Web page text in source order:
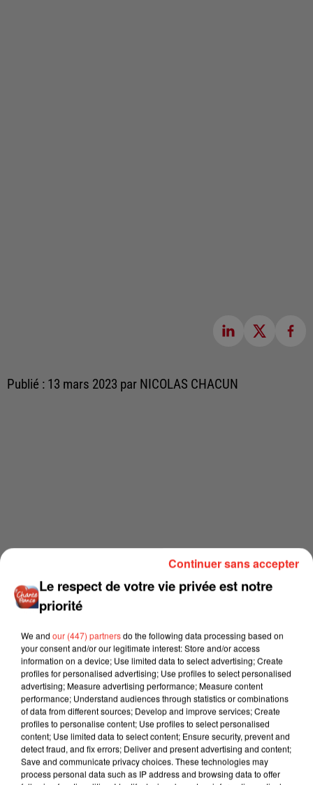
Publié : 13 mars 2023 par NICOLAS CHACUN
Le respect de votre vie privée est notre
priorité
We and our (447) partnersdo the following data processing based on
your consent and/or our legitimate interest: Store and/or access
information on a device; Use limited data to select advertising; Create
profiles for personalised advertising; Use profiles to select personalised
advertising; Measure advertising performance; Measure content
performance; Understand audiences through statistics or combinations
of data from different sources; Develop and improve services; Create
profiles to personalise content; Use profiles to select personalised
content; Use limited data to select content; Ensure security, prevent and
detect fraud, and fix errors; Deliver and present advertising and content;
Save and communicate privacy choices. These technologies may
process personal data such as IP address and browsing data to offer
Continuer sans accepter